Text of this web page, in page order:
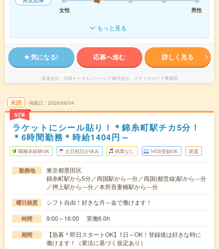
女性
男性
もっと見る
気になる! 応募へ進む 詳しく見る
派遣会社 日研トータルソーシング株式会社 メディカルケア事業部
未読
NEW
掲載日 2026/08/04
ラケットにシール貼り！＊錦糸町駅チカ5分！
＊6時間勤務＊時給1404円～
職種未経験OK 土日祝日が休み 残業なし WEB登録OK 派遣
勤務地
東京都墨田区
錦糸町駅から5分／両国駅から---分／両国(都営線)駅から---分
／押上駅から---分／本所吾妻橋駅から---分
曜日頻度 シフト自由！好きな月～金で働けます！
時間 9:00～16:00 実働6.0h
期間
【急募＊即日スタートOK】1日～OK！登録後は好きな時に
働けます！（業法に基づく規定あり）